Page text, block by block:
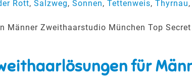
Rott, Salzweg, Sonnen, Tettenweis, Thyrnau,
Männer Zweithaarstudio München Top
für